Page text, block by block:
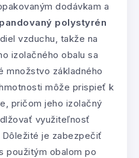
dodávkam a
polystyrén
vzduchu, takže na
izolačného obalu sa
množstvo základného
môže prispieť k
pričom jeho izolačný
využiteľnosť
je zabezpečiť
použitým obalom po